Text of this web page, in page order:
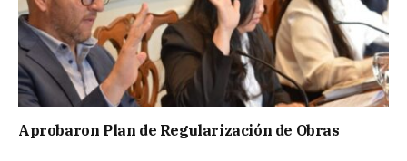
Aprobaron Plan de Regularización de Obras